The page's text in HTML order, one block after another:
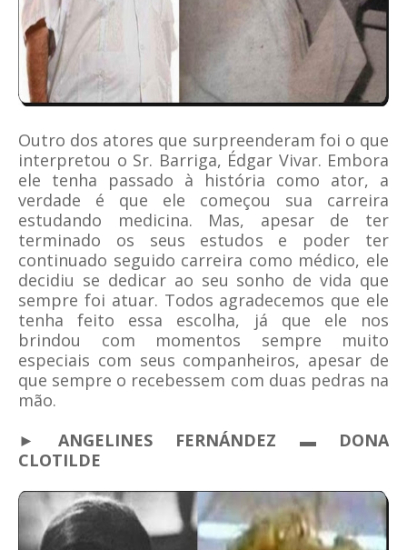
Outro dos atores que surpreenderam foi o que
interpretou o Sr. Barriga, Édgar Vivar. Embora
ele tenha passado à história como ator, a
verdade é que ele começou sua carreira
estudando medicina. Mas, apesar de ter
terminado os seus estudos e poder ter
continuado seguido carreira como médico, ele
decidiu se dedicar ao seu sonho de vida que
sempre foi atuar. Todos agradecemos que ele
tenha feito essa escolha, já que ele nos
brindou com momentos sempre muito
especiais com seus companheiros, apesar de
que sempre o recebessem com duas pedras na
mão.
► ANGELINES FERNÁNDEZ ▬ DONA
CLOTILDE